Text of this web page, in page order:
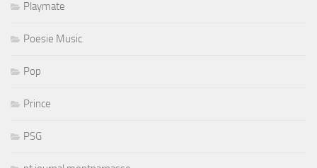
Playmate
Poesie Music
Pop
Prince
PSG